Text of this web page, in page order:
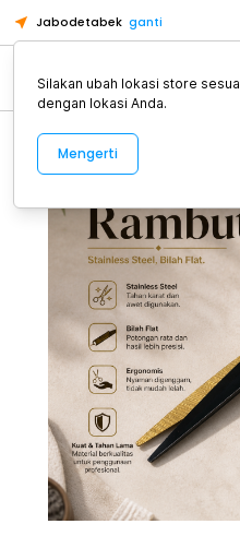
Jabodetabek ganti
Alat Kopi
Silakan ubah lokasi store
dengan lokasi Anda.
Mengerti